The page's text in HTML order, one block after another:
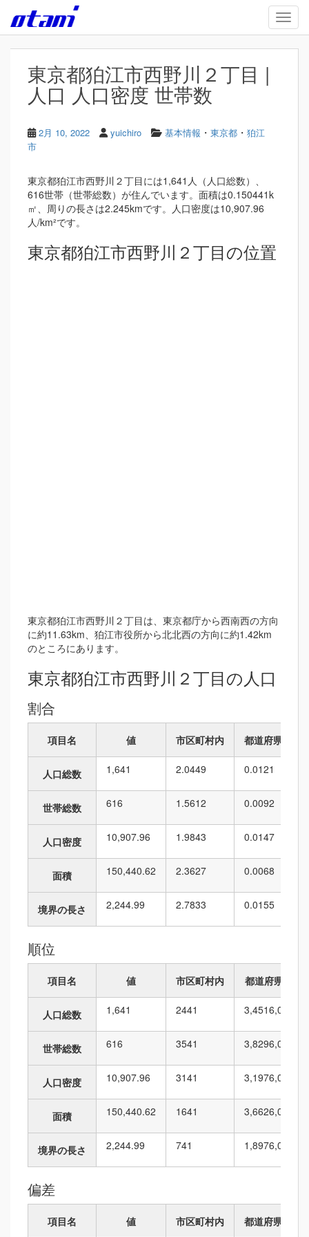
Skip to main content
東京都狛江市西野川２丁目 |
人口 人口密度 世帯数
2月 10, 2022 yuichiro 基本情報 ・ 東京都 ・ 狛江
市
東京都狛江市西野川２丁目には1,641人（人口総数）、
616世帯（世帯総数）が住んでいます。面積は0.150441k
㎡、周りの長さは2.245kmです。人口密度は10,907.96
人/km²です。
東京都狛江市西野川２丁目の位置
東京都狛江市西野川２丁目は、東京都庁から西南西の方向
に約11.63km、狛江市役所から北北西の方向に約1.42km
のところにあります。
東京都狛江市西野川２丁目の人口
割合
項目名 値 市区町村内 都道府県内
人口総数 1,641 2.0449 0.0121
世帯総数 616 1.5612 0.0092
人口密度 10,907.96 1.9843 0.0147
面積 150,440.62 2.3627 0.0068
境界の長さ 2,244.99 2.7833 0.0155
順位
項目名 値 市区町村内 都道府県内
人口総数 1,641 2441 3,4516,010
世帯総数 616 3541 3,8296,010
人口密度 10,907.96 3141 3,1976,010
面積 150,440.62 1641 3,6626,010
境界の長さ 2,244.99 741 1,8976,010
偏差
項目名 値 市区町村内 都道府県内